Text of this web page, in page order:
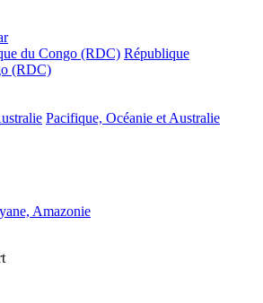
du Congo (RDC) République
(RDC)
Pacifique, Océanie et Australie
Amazonie